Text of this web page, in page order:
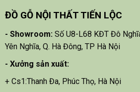
ĐỒ GỖ NỘI THẤT TIẾN LỘC
- Showroom: Số U8-L68 KĐT Đô
Yên Nghĩa, Q. Hà Đông, TP Hà Nội
- Xưởng sản xuất:
+ Cs1:Thanh Đa, Phúc Thọ, Hà Nội